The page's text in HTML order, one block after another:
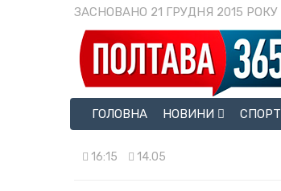
ЗАСНОВАНО 21 ГРУДНЯ 2015 РОКУ
ГОЛОВНА
НОВИНИ СПОРТ
16:15 14.05